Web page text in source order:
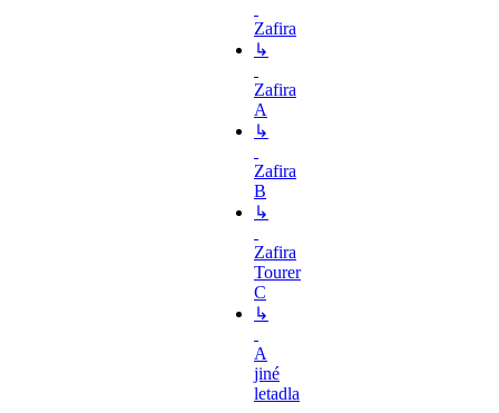
Zafira
↳
Zafira
A
↳
Zafira
B
↳
Zafira
Tourer
C
↳
A
jiné
letadla